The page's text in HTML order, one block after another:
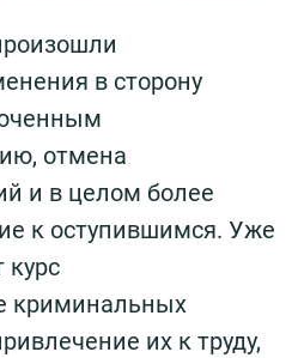
в сторону
отмена
и в целом более
к оступившимся. Уже
криминальных
их к труду,